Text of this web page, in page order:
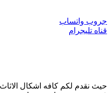
جروب واتساب
قناه تليجرام
حيث نقدم لكم كافه اشكال